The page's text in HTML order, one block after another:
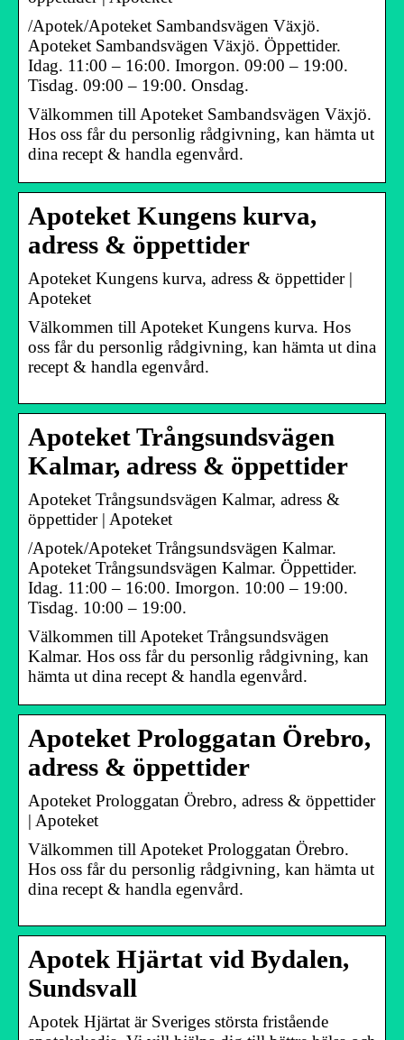
/Apotek/Apoteket Sambandsvägen Växjö.
Apoteket Sambandsvägen Växjö. Öppettider.
Idag. 11:00 – 16:00. Imorgon. 09:00 – 19:00.
Tisdag. 09:00 – 19:00. Onsdag.
Välkommen till Apoteket Sambandsvägen Växjö.
Hos oss får du personlig rådgivning, kan hämta ut
dina recept & handla egenvård.
Apoteket Kungens kurva,
adress & öppettider
Apoteket Kungens kurva, adress & öppettider |
Apoteket
Välkommen till Apoteket Kungens kurva. Hos
oss får du personlig rådgivning, kan hämta ut dina
recept & handla egenvård.
Apoteket Trångsundsvägen
Kalmar, adress & öppettider
Apoteket Trångsundsvägen Kalmar, adress &
öppettider | Apoteket
/Apotek/Apoteket Trångsundsvägen Kalmar.
Apoteket Trångsundsvägen Kalmar. Öppettider.
Idag. 11:00 – 16:00. Imorgon. 10:00 – 19:00.
Tisdag. 10:00 – 19:00.
Välkommen till Apoteket Trångsundsvägen
Kalmar. Hos oss får du personlig rådgivning, kan
hämta ut dina recept & handla egenvård.
Apoteket Prologgatan Örebro,
adress & öppettider
Apoteket Prologgatan Örebro, adress & öppettider
| Apoteket
Välkommen till Apoteket Prologgatan Örebro.
Hos oss får du personlig rådgivning, kan hämta ut
dina recept & handla egenvård.
Apotek Hjärtat vid Bydalen,
Sundsvall
Apotek Hjärtat är Sveriges största fristående